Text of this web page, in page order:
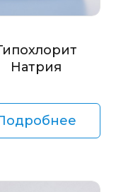
Натрия